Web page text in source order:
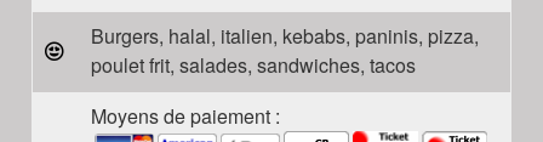
Burgers, halal, italien, kebabs, paninis, pizza,
poulet frit, salades, sandwiches, tacos
Moyens de paiement :